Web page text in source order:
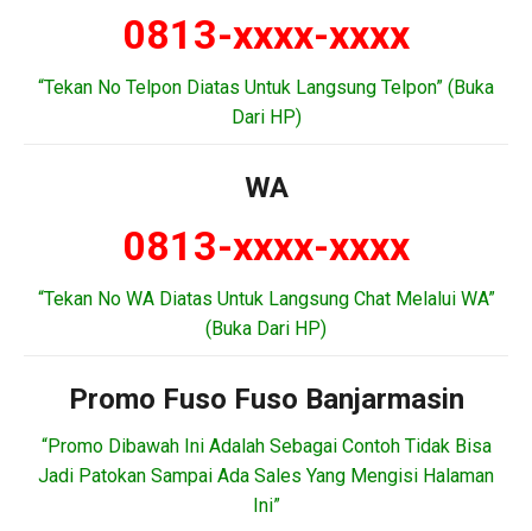
0813-xxxx-xxxx
“Tekan No Telpon Diatas Untuk Langsung Telpon” (Buka
Dari HP)
WA
0813-xxxx-xxxx
“Tekan No WA Diatas Untuk Langsung Chat Melalui WA”
(Buka Dari HP)
Promo Fuso Fuso Banjarmasin
“Promo Dibawah Ini Adalah Sebagai Contoh Tidak Bisa
Jadi Patokan Sampai Ada Sales Yang Mengisi Halaman
Ini”